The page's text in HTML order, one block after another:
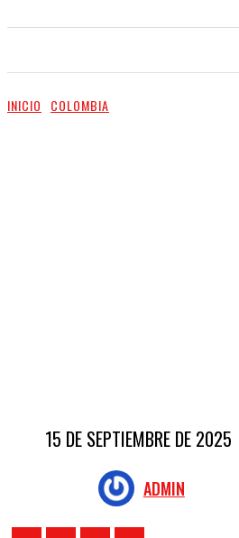
INICIO COLOMBIA
15 DE SEPTIEMBRE DE 2025
ADMIN